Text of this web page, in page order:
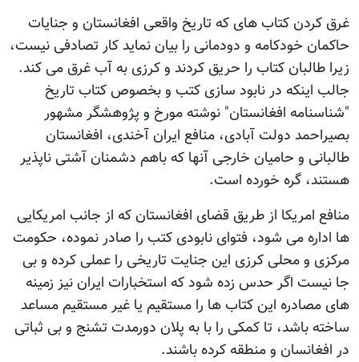
غرق کردن کتاب های که تاریخ واقعی افغانستان و جنایات
حاکمان خودکامه و دودمانی را بیان نماید کار تصادفی نیست،
زیرا طالبان کتاب را حریق کردند و کرزی به آب غرق می کند.
جالب اینکه در نابود سازی کتب و بخصوص کتاب تاریخ
"شناسنامه افغانستان" نوشته مورخ و پژوهشگر مشهور
بصیراحمد دولت آبادی، منافع ایران آخندی، افغانستان
طالبانی و حامیان خارجی آنها که باهم دشمنان آشتی ناپذیر
هستند، گره خورده است.
منافع امریکا از طریق قضای افغانستان که از جانب امریکایی
ها اداره می شود، فتوای نابودی کتب را صادر نموده، حکومت
مرکزی و محلی کرزی این جنایت تاریخی را عملی کرده و بی
جا نیست اگر حدس زده شود که استخبارات ایران نیز زمینه
های مصادره این کتاب ها را مستقیم یا غیر مستقیم مساعد
ساخته باشد، تا کمکی را با به پلان دورمدت تشنج و بی ثباتی
در افغانسان و منطقه کرده باشند.